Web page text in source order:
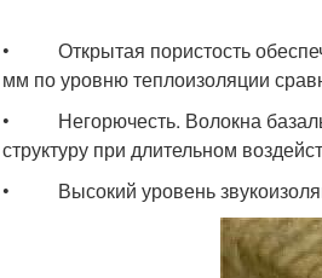
• Открытая пористость
мм по уровню теплоизоляции
• Негорючесть. Волокна
структуру при длительном
• Высокий уровень